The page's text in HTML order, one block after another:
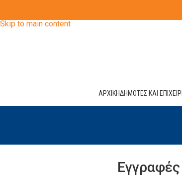
Skip to main content
ΑΡΧΙΚΗΔΗΜΟΤΕΣ ΚΑΙ